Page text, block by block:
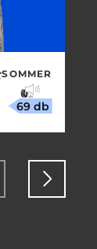
SOMMER
69 db